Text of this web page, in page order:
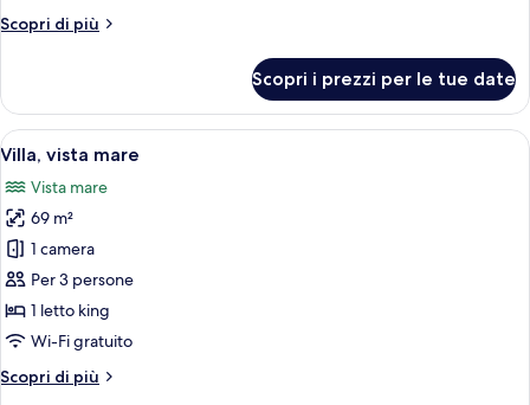
Balcony
Scopri di più
Altri
Ocean
with
Large
Scopri i prezzi per le tue date
Apri
tutte
le
foto
per
Villa,
vista
mare
Camera d'albergo con un letto
6
Villa, vista mare
Vista mare
69 m²
1 camera
Per 3 persone
1 letto king
Wi-Fi gratuito
Scopri di più
Altri